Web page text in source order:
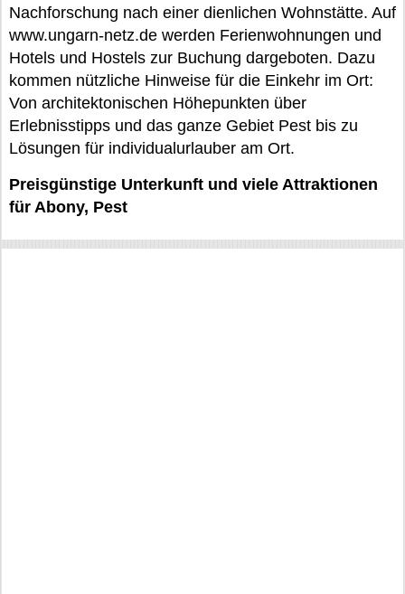
Nachforschung nach einer dienlichen Wohnstätte. Auf
www.ungarn-netz.de werden Ferienwohnungen und
Hotels und Hostels zur Buchung dargeboten. Dazu
kommen nützliche Hinweise für die Einkehr im Ort:
Von architektonischen Höhepunkten über
Erlebnisstipps und das ganze Gebiet Pest bis zu
Lösungen für individualurlauber am Ort.
Preisgünstige Unterkunft und viele Attraktionen
für Abony, Pest